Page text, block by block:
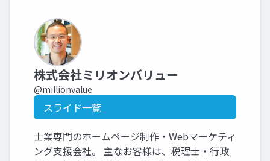
株式会社ミリオンバリュー
@millionvalue
スライド一覧
士業専門のホームページ制作・Webマーケティ
ング支援会社。 主なお客様は、税理士・行政